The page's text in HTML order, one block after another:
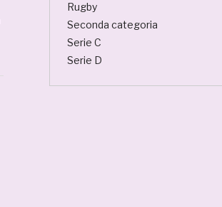
Rugby
Seconda categoria
Serie C
Serie D